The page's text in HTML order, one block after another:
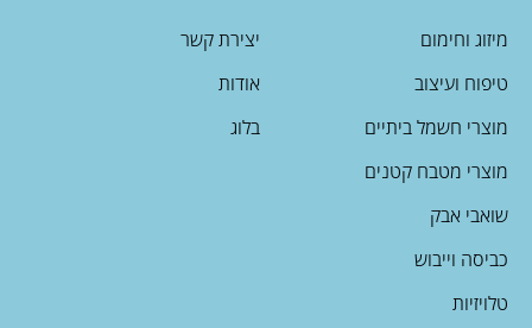
מיזוג וחימום
טיפוח ועיצוב
מוצרי חשמל ביתיים
מוצרי מטבח קטנים
שואבי אבק
כביסה וייבוש
טלויזיות
יצירת קשר
אודות
בלוג